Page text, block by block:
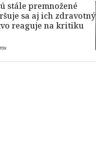
stále premnožené
sa aj ich zdravotný
reaguje na kritiku